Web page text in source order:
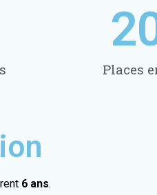
Places
6 ans.